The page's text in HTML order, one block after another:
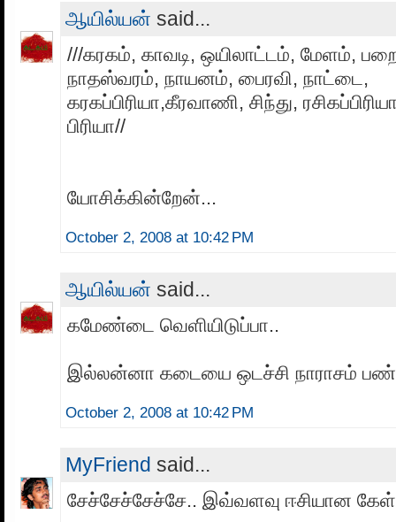
ஆயில்யன் said...
///கரகம், காவடி, ஒயிலாட்டம், மேளம்,
நாதஸ்வரம், நாயனம், பைரவி, நாட்டை,
கரகப்பிரியா,கீரவாணி, சிந்து,
பிரியா//
யோசிக்கின்றேன்...
October 2, 2008 at 10:42 PM
ஆயில்யன் said...
கமேண்டை வெளியிடுப்பா..
இல்லன்னா கடையை ஒடச்சி நாராசம்
October 2, 2008 at 10:42 PM
MyFriend said...
சேச்சேச்சேச்சே.. இவ்வளவு ஈசியான